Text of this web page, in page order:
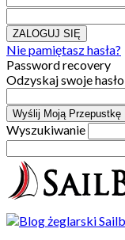
Nie pamiętasz hasła?
Password recovery
Odzyskaj swoje hasło
Wyszukiwanie